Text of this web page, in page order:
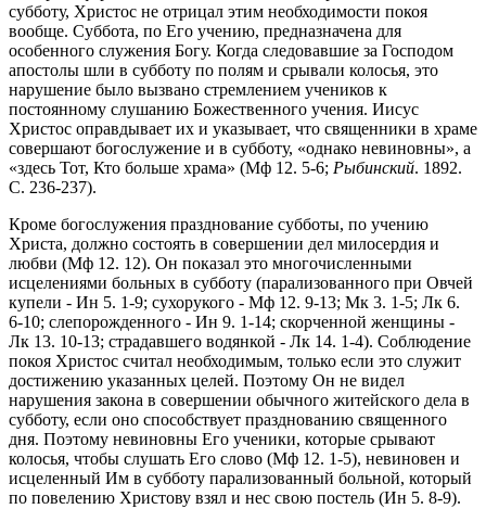
субботу, Христос не отрицал этим необходимости покоя
вообще. Суббота, по Его учению, предназначена для
особенного служения Богу. Когда следовавшие за Господом
апостолы шли в субботу по полям и срывали колосья, это
нарушение было вызвано стремлением учеников к
постоянному слушанию Божественного учения. Иисус
Христос оправдывает их и указывает, что священники в храме
совершают богослужение и в субботу, «однако невиновны», а
«здесь Тот, Кто больше храма» (Мф 12. 5-6; Рыбинский. 1892.
С. 236-237).
Кроме богослужения празднование субботы, по учению
Христа, должно состоять в совершении дел милосердия и
любви (Мф 12. 12). Он показал это многочисленными
исцелениями больных в субботу (парализованного при Овчей
купели - Ин 5. 1-9; сухорукого - Мф 12. 9-13; Мк 3. 1-5; Лк 6.
6-10; слепорожденного - Ин 9. 1-14; скорченной женщины -
Лк 13. 10-13; страдавшего водянкой - Лк 14. 1-4). Соблюдение
покоя Христос считал необходимым, только если это служит
достижению указанных целей. Поэтому Он не видел
нарушения закона в совершении обычного житейского дела в
субботу, если оно способствует празднованию священного
дня. Поэтому невиновны Его ученики, которые срывают
колосья, чтобы слушать Его слово (Мф 12. 1-5), невиновен и
исцеленный Им в субботу парализованный больной, который
по повелению Христову взял и нес свою постель (Ин 5. 8-9).